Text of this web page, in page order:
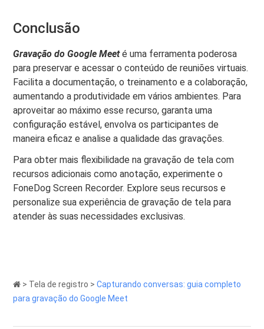
Conclusão
Gravação do Google Meeté uma ferramenta poderosa
para preservar e acessar o conteúdo de reuniões virtuais.
Facilita a documentação, o treinamento e a colaboração,
aumentando a produtividade em vários ambientes. Para
aproveitar ao máximo esse recurso, garanta uma
configuração estável, envolva os participantes de
maneira eficaz e analise a qualidade das gravações.
Para obter mais flexibilidade na gravação de tela com
recursos adicionais como anotação, experimente o
FoneDog Screen Recorder. Explore seus recursos e
personalize sua experiência de gravação de tela para
atender às suas necessidades exclusivas.
> Tela de registro >Capturando conversas: guia completo
para gravação do Google Meet